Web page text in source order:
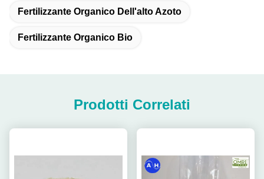
Fertilizzante Organico Dell'alto Azoto
Fertilizzante Organico Bio
Prodotti Correlati